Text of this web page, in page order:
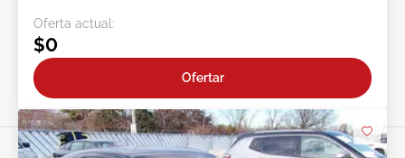
Oferta actual:
$0
Ofertar